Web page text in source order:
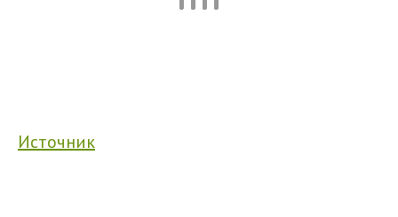
Источник